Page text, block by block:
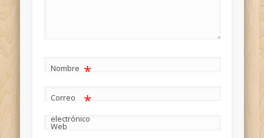
Nombre *
Correo
electrónico
*
Web